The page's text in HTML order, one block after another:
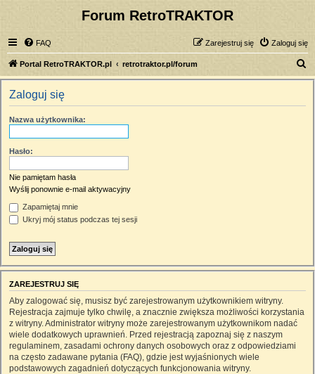
Forum RetroTRAKTOR
FAQ Zaloguj się
Zarejestruj się
Portal RetroTRAKTOR.pl retrotraktor.pl/forum
z
Zaloguj się
Nazwa użytkownika:
Hasło:
Nie pamiętam hasła
Wyślij ponownie e-mail aktywacyjny
Zapamiętaj mnie
Ukryj mój status podczas tej sesji
ZAREJESTRUJ SIĘ
Aby zalogować się, musisz być zarejestrowanym użytkownikiem witryny.
Rejestracja zajmuje tylko chwilę, a znacznie zwiększa możliwości korzystania
z witryny. Administrator witryny może zarejestrowanym użytkownikom nadać
wiele dodatkowych uprawnień. Przed rejestracją zapoznaj się z naszym
regulaminem, zasadami ochrony danych osobowych oraz z odpowiedziami
na często zadawane pytania (FAQ), gdzie jest wyjaśnionych wiele
podstawowych zagadnień dotyczących funkcjonowania witryny.